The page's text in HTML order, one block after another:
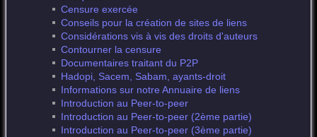
Censure exercée
Conseils pour la création de sites de liens
Considérations vis à vis des droits d'auteurs
Contourner la censure
Documentaires traitant du P2P
Hadopi, Sacem, Sabam, ayants-droit
Informations sur notre Annuaire de liens
Introduction au Peer-to-peer
Introduction au Peer-to-peer (2ème partie)
Introduction au Peer-to-peer (3ème partie)